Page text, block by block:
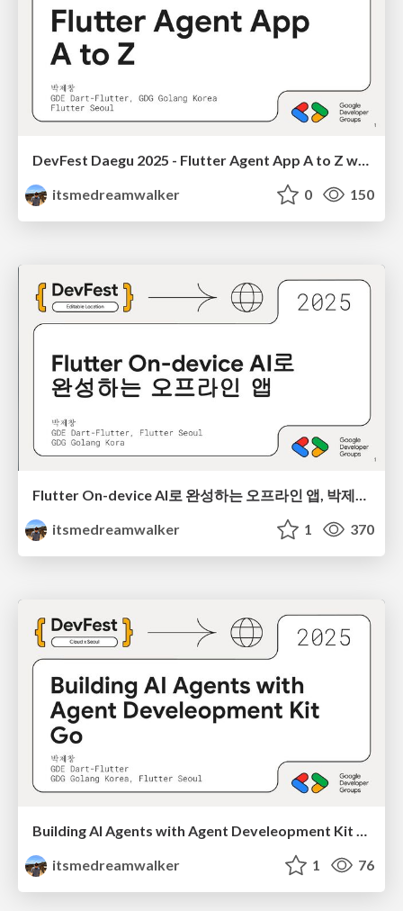
DevFest Daegu 2025 - Flutter Agent App A to Z with Gemini, GenUI, A2UI 박제창
itsmedreamwalker
0 150
Flutter On-device AI로 완성하는 오프라인 앱, 박제창 @DevFest INCHEON 2025
itsmedreamwalker
1 370
itsmedreamwalker
1 76